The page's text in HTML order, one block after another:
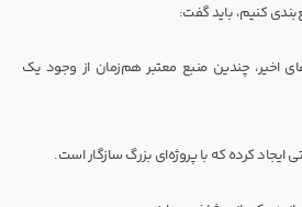
کنیم، باید گفت:
اخیر، چندین منبع معتبر هم‌زمان از وجود یک
ایجاد کرده که با پروژه‌ای بزرگ سازگار است.